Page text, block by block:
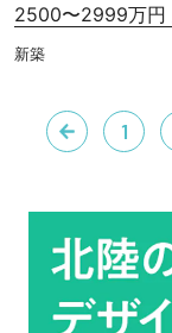
2500〜2999万円
新築
1